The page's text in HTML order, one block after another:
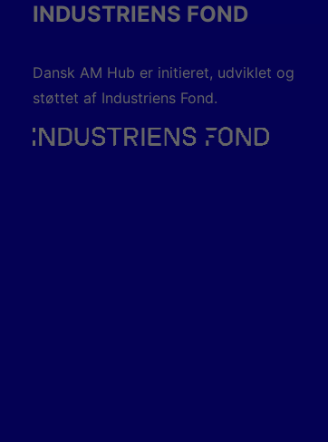
INDUSTRIENS FOND
Dansk AM Hub er initieret, udviklet og
støttet af Industriens Fond.